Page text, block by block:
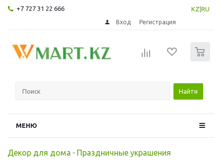
+7 727 31 22 666 KZ RU
Вход Регистрация
Найти
МЕНЮ
Декор для дома - Праздничные украшения